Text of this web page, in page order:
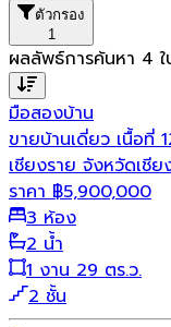
ตัวกรอง
1
ผลลัพธ์การค้นหา 4
มือสองบ้าน
ขายบ้านเดี่ยว เนื้อที่
เชียงราย จังหวัดเชีย
ราคา ฿5,900,000
3 ห้อง
2 น้ำ
1 งาน 29 ตร.ว.
2 ชั้น